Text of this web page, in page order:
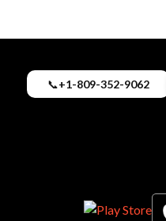
📞+1-809-352-9062